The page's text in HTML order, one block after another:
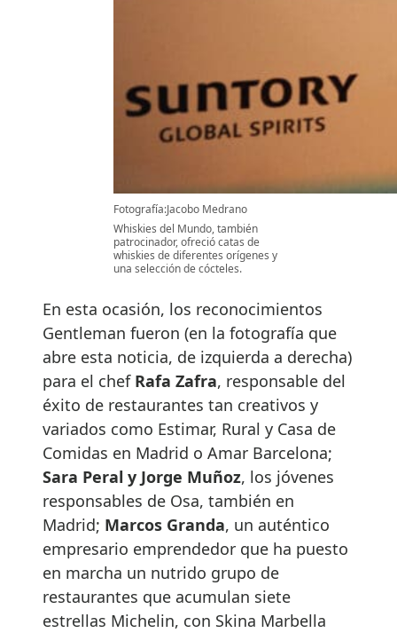
Fotografía:Jacobo Medrano
Whiskies del Mundo, también
patrocinador, ofreció catas de
whiskies de diferentes orígenes y
una selección de cócteles.
En esta ocasión, los reconocimientos
Gentleman fueron (en la fotografía que
abre esta noticia, de izquierda a derecha)
para el chef Rafa Zafra, responsable del
éxito de restaurantes tan creativos y
variados como Estimar, Rural y Casa de
Comidas en Madrid o Amar Barcelona;
Sara Peral y Jorge Muñoz, los jóvenes
responsables de Osa, también en
Madrid; Marcos Granda, un auténtico
empresario emprendedor que ha puesto
en marcha un nutrido grupo de
restaurantes que acumulan siete
estrellas Michelin, con Skina Marbella